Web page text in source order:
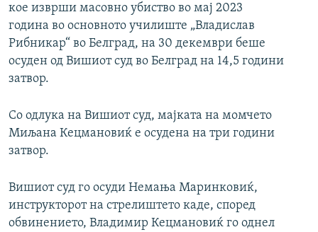
кое изврши масовно убиство во мај 2023
година во основното училиште „Владислав
Рибникар“ во Белград, на 30 декември беше
осуден од Вишиот суд во Белград на 14,5 години
затвор.
Со одлука на Вишиот суд, мајката на момчето
Миљана Кецмановиќ е осудена на три години
затвор.
Вишиот суд го осуди Немања Маринковиќ,
инструкторот на стрелиштето каде, според
обвинението, Владимир Кецмановиќ го однел